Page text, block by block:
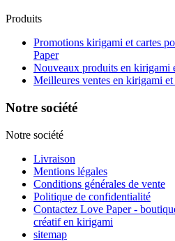
Produits
Promotions kirigami et cartes
Paper
Nouveaux produits en kirigami
Meilleures ventes en kirigami et
Notre société
Notre société
Livraison
Mentions légales
Conditions générales de vente
Politique de confidentialité
Contactez Love Paper -
créatif en kirigami
sitemap